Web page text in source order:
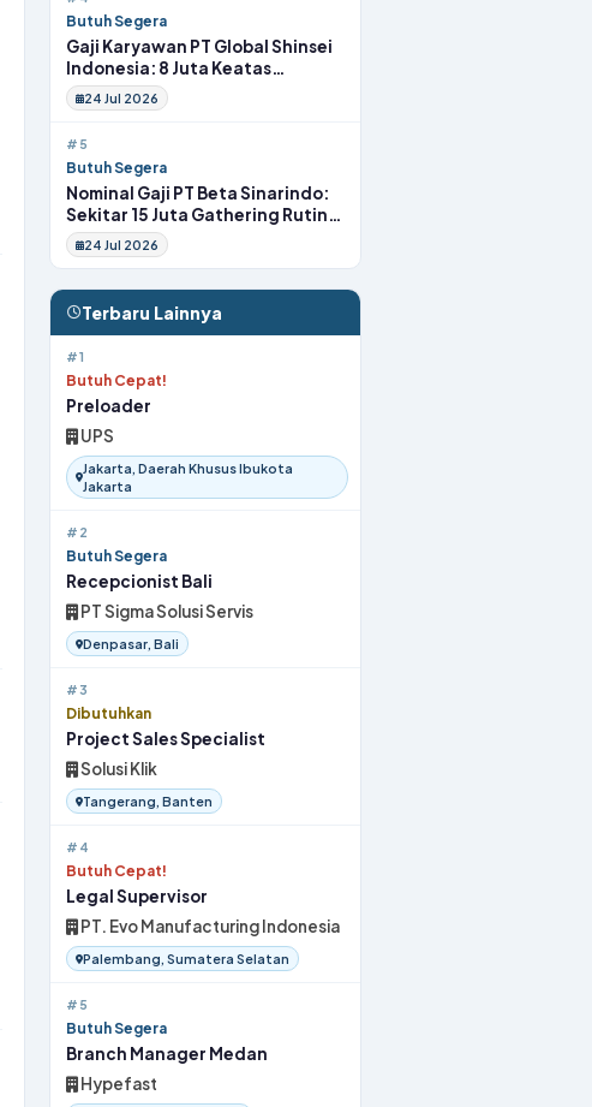
Butuh Segera
Gaji Karyawan PT Global Shinsei
Indonesia: 8 Juta Keatas
Tunjangan Komplit Uang
Transport
24 Jul 2026
#5
Butuh Segera
Nominal Gaji PT Beta Sinarindo:
Sekitar 15 Juta Gathering Rutin
Insentif Rutin
24 Jul 2026
Terbaru Lainnya
#1
Butuh Cepat!
Preloader
UPS
Jakarta, Daerah Khusus Ibukota
Jakarta
#2
Butuh Segera
Recepcionist Bali
PT Sigma Solusi Servis
Denpasar, Bali
#3
Dibutuhkan
Project Sales Specialist
Solusi Klik
Tangerang, Banten
#4
Butuh Cepat!
Legal Supervisor
PT. Evo Manufacturing Indonesia
Palembang, Sumatera Selatan
#5
Butuh Segera
Branch Manager Medan
Hypefast